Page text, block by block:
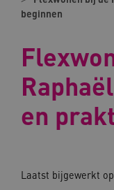
beginnen
en
Laatst bijgewerkt